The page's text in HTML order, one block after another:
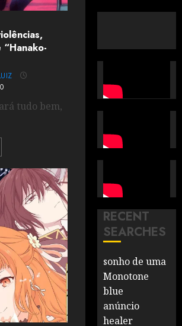
0
tudo bem,
RECENT
SEARCHES
sonho de uma
Monotone
blue
anúncio
healer